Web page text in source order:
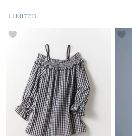
LIMITED